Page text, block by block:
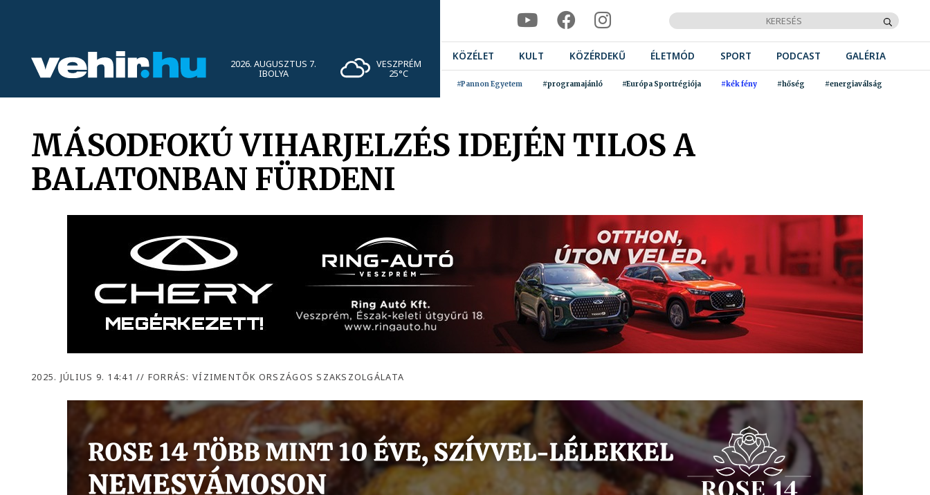
2026. AUGUSZTUS 7.
IBOLYA
VESZPRÉM
25°C
KÖZÉLET KULT KÖZÉRDEKŰ ÉLETMÓD SPORT PODCAST GALÉRIA
#Pannon Egyetem #programajánló #Európa Sportrégiója #kék fény #hőség #energiaválság
MÁSODFOKÚ VIHARJELZÉS IDEJÉN TILOS A
BALATONBAN FÜRDENI
2025. JÚLIUS 9. 14:41// FORRÁS: VÍZIMENTŐK ORSZÁGOS SZAKSZOLGÁLATA